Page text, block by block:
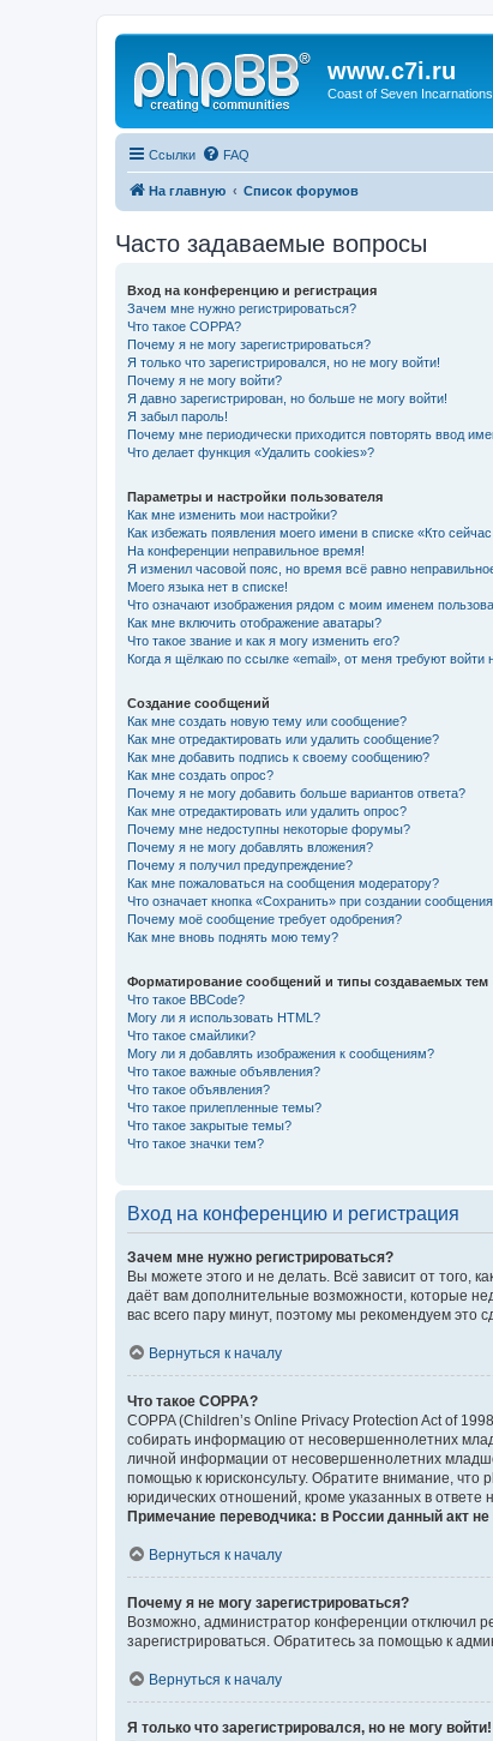
www.c7i.ru
Coast of Seven Incarnations
Ссылки FAQ
На главную Список форумов
Часто задаваемые вопросы
Вход на конференцию и регистрация
Зачем мне нужно регистрироваться?
Что такое COPPA?
Почему я не могу зарегистрироваться?
Я только что зарегистрировался, но не могу войти!
Почему я не могу войти?
Я давно зарегистрирован, но больше не могу войти!
Я забыл пароль!
Почему мне периодически приходится повторять ввод
Что делает функция «Удалить cookies»?
Параметры и настройки пользователя
Как мне изменить мои настройки?
Как избежать появления моего имени в списке «Кто
На конференции неправильное время!
Я изменил часовой пояс, но время всё равно
Моего языка нет в списке!
Что означают изображения рядом с моим именем
Как мне включить отображение аватары?
Что такое звание и как я могу изменить его?
Когда я щёлкаю по ссылке «email», от меня требуют войти
Создание сообщений
Как мне создать новую тему или сообщение?
Как мне отредактировать или удалить сообщение?
Как мне добавить подпись к своему сообщению?
Как мне создать опрос?
Почему я не могу добавить больше вариантов ответа?
Как мне отредактировать или удалить опрос?
Почему мне недоступны некоторые форумы?
Почему я не могу добавлять вложения?
Почему я получил предупреждение?
Как мне пожаловаться на сообщения модератору?
Что означает кнопка «Сохранить» при создании
Почему моё сообщение требует одобрения?
Как мне вновь поднять мою тему?
Форматирование сообщений и типы создаваемых тем
Что такое BBCode?
Могу ли я использовать HTML?
Что такое смайлики?
Могу ли я добавлять изображения к сообщениям?
Что такое важные объявления?
Что такое объявления?
Что такое прилепленные темы?
Что такое закрытые темы?
Что такое значки тем?
Вход на конференцию и регистрация
Зачем мне нужно регистрироваться?
Вы можете этого и не делать. Всё зависит от того,
даёт вам дополнительные возможности, которые
вас всего пару минут, поэтому мы рекомендуем это
Вернуться к началу
Что такое COPPA?
COPPA (Children’s Online Privacy Protection Act of
собирать информацию от несовершеннолетних
личной информации от несовершеннолетних
помощью к юрисконсульту. Обратите внимание,
юридических отношений, кроме указанных в ответе
Примечание переводчика: в России данный акт
Вернуться к началу
Почему я не могу зарегистрироваться?
Возможно, администратор конференции отключил
зарегистрироваться. Обратитесь за помощью к
Вернуться к началу
Я только что зарегистрировался, но не могу войти!